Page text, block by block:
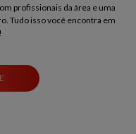
profissionais da área e uma
Tudo isso você encontra em